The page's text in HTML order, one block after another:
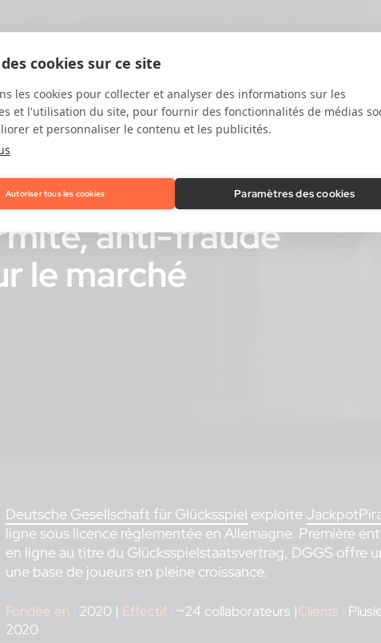
anti-fraude
le marché
Deutsche Gesellschaft für Glücksspiel exploite
ligne sous licence réglementée en Allemagne. Première
en ligne au titre du Glücksspielstaatsvertrag, DGGS offre
une base de joueurs en pleine croissance.
Fondée en : 2020 | Effectif : ~24 collaborateurs |Clients :
2020
cookies sur ce site
les cookies pour collecter et analyser des informations sur les
et l'utilisation du site, pour fournir des fonctionnalités de médias
et personnaliser le contenu et les publicités.
Autoriser tous les cookies Paramètres des cookies